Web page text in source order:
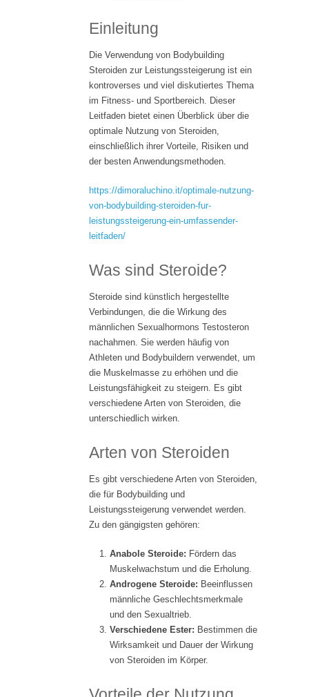
Einleitung
Die Verwendung von Bodybuilding
Steroiden zur Leistungssteigerung ist ein
kontroverses und viel diskutiertes Thema
im Fitness- und Sportbereich. Dieser
Leitfaden bietet einen Überblick über die
optimale Nutzung von Steroiden,
einschließlich ihrer Vorteile, Risiken und
der besten Anwendungsmethoden.
https://dimoraluchino.it/optimale-nutzung-
von-bodybuilding-steroiden-fur-
leistungssteigerung-ein-umfassender-
leitfaden/
Was sind Steroide?
Steroide sind künstlich hergestellte
Verbindungen, die die Wirkung des
männlichen Sexualhormons Testosteron
nachahmen. Sie werden häufig von
Athleten und Bodybuildern verwendet, um
die Muskelmasse zu erhöhen und die
Leistungsfähigkeit zu steigern. Es gibt
verschiedene Arten von Steroiden, die
unterschiedlich wirken.
Arten von Steroiden
Es gibt verschiedene Arten von Steroiden,
die für Bodybuilding und
Leistungssteigerung verwendet werden.
Zu den gängigsten gehören:
Anabole Steroide: Fördern das
Muskelwachstum und die Erholung.
Androgene Steroide: Beeinflussen
männliche Geschlechtsmerkmale
und den Sexualtrieb.
Verschiedene Ester: Bestimmen die
Wirksamkeit und Dauer der Wirkung
von Steroiden im Körper.